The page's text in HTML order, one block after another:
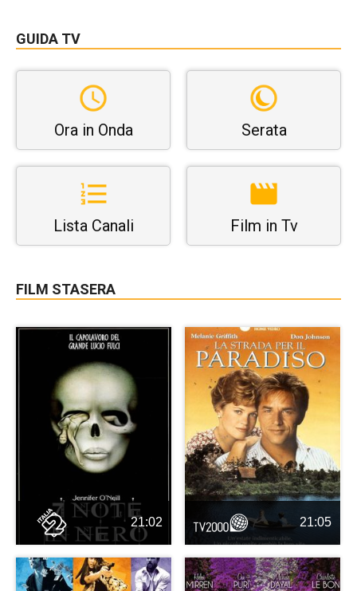
GUIDA TV
Ora in Onda Serata
Lista Canali Film in Tv
FILM STASERA
21:02 21:05